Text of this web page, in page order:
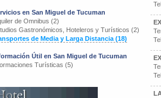
en San Miguel de Tucuman
de Omnibus (2)
Gastronómicos, Hoteleros y Turísticos (2)
de Media y Larga Distancia (18)
Útil en San Miguel de Tucuman
Turísticas (5)